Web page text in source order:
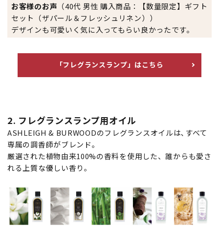
お客様のお声 （40代 男性 購入商品：【数量限定】ギフト
セット（ザパール＆フレッシュリネン））
デザインも可愛いく気に入ってもらい良かったです。
「フレグランスランプ」はこちら
2. フレグランスランプ用オイル
ASHLEIGH & BURWOODのフレグランスオイルは､すべて
専属の調香師がブレンド｡
厳選された植物由来100%の香料を使用した、誰からも愛さ
れる上質な優しい香り｡